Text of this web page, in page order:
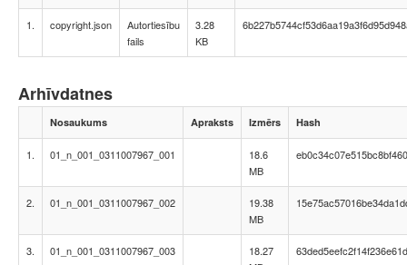
1. copyright.json
Autortiesību
fails
3.28
KB
Arhīvdatnes
Nosaukums Apraksts Izmērs Hash
1. 01_n_001_0311007967_001
18.6
MB
2. 01_n_001_0311007967_002
19.38
MB
3. 01_n_001_0311007967_003
18.27